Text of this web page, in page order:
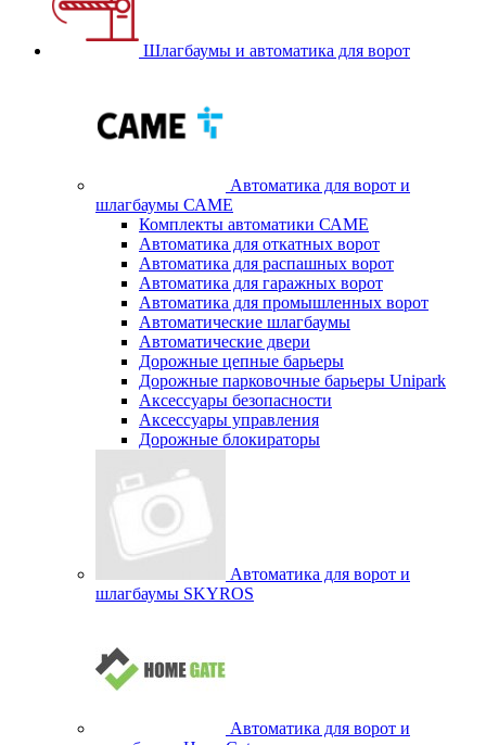
Шлагбаумы и автоматика для ворот
Автоматика для ворот и
шлагбаумы САМЕ
Комплекты автоматики САМЕ
Автоматика для откатных ворот
Автоматика для распашных ворот
Автоматика для гаражных ворот
Автоматика для промышленных ворот
Автоматические шлагбаумы
Автоматические двери
Дорожные цепные барьеры
Дорожные парковочные барьеры Unipark
Аксессуары безопасности
Аксессуары управления
Дорожные блокираторы
Автоматика для ворот и
шлагбаумы SKYROS
Автоматика для ворот и